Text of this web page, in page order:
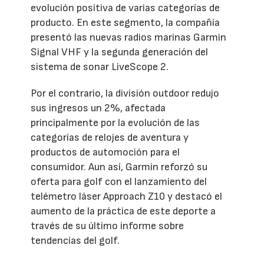
evolución positiva de varias categorías de
producto. En este segmento, la compañía
presentó las nuevas radios marinas Garmin
Signal VHF y la segunda generación del
sistema de sonar LiveScope 2.
Por el contrario, la división outdoor redujo
sus ingresos un 2%, afectada
principalmente por la evolución de las
categorías de relojes de aventura y
productos de automoción para el
consumidor. Aun así, Garmin reforzó su
oferta para golf con el lanzamiento del
telémetro láser Approach Z10 y destacó el
aumento de la práctica de este deporte a
través de su último informe sobre
tendencias del golf.